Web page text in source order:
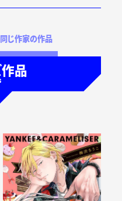
同じ作家の作品
品